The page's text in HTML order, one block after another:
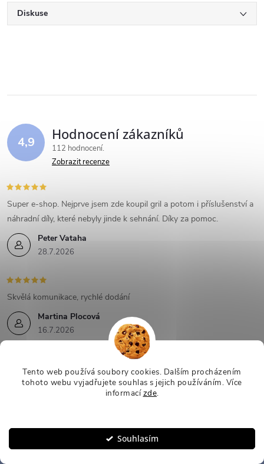
Tento web používá soubory cookies. Dalším procházením
tohoto webu vyjadřujete souhlas s jejich používáním. Více
informacízde.
Souhlasím
Diskuse
4,9 Hodnocení zákazníků
112 hodnocení
Zobrazit recenze
Peter Vataha
28.7.2026
Super e-shop. Nejprve jsem zde koupil gril a potom i příslušenství a
náhradní díly, které nebyly jinde k sehnání. Díky za pomoc.
Martina Plocová
16.7.2026
Skvělá komunikace, rychlé dodání
Z